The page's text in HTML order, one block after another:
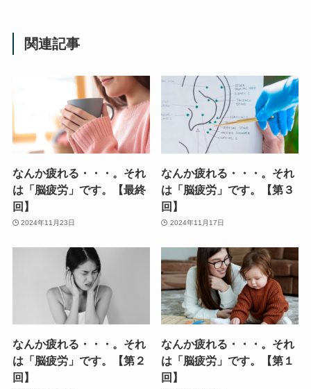
関連記事
なんか疲れる・・・。それ
は「脳疲労」です。【最終
回】
2024年11月23日
なんか疲れる・・・。それ
は「脳疲労」です。【第３
回】
2024年11月17日
なんか疲れる・・・。それ
は「脳疲労」です。【第２
回】
なんか疲れる・・・。それ
は「脳疲労」です。【第１
回】